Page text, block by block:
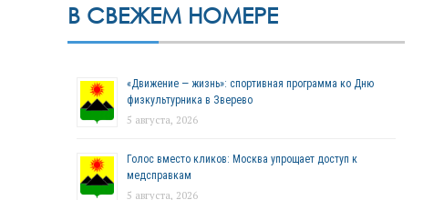
В СВЕЖЕМ НОМЕРЕ
«Движение — жизнь»: спортивная программа ко Дню
физкультурника в Зверево
5 августа, 2026
Голос вместо кликов: Москва упрощает доступ к
медсправкам
5 августа, 2026